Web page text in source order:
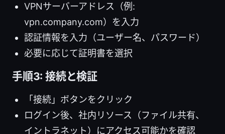
VPNサーバーアドレス（例:
vpn.company.com）を入力
認証情報を入力（ユーザー名、パスワード）
必要に応じて証明書を選択
手順3: 接続と検証
「接続」ボタンをクリック
ログイン後、社内リソース（ファイル共有、
イントラネット）にアクセス可能かを確認